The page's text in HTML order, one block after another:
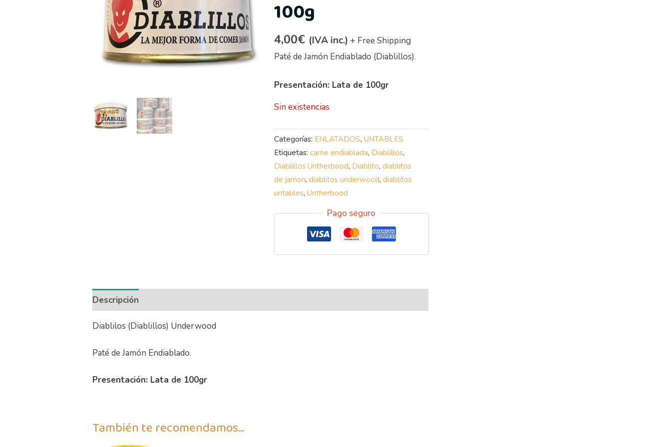
100g
4,00€ (IVA inc.) + Free Shipping
Paté de Jamón Endiablado (Diablillos).
Presentación: Lata de 100gr
Sin existencias
Categorías: ENLATADOS, UNTABLES
Etiquetas: carne endiablada, Diablillos,
Diablillos Untherbood, Diablito, diablitos
de jamon, diablitos underwood, diablitos
untables, Untherbood
Pago seguro
Descripción
Diablilos (Diablillos) Underwood
Paté de Jamón Endiablado.
Presentación: Lata de 100gr
También te recomendamos…